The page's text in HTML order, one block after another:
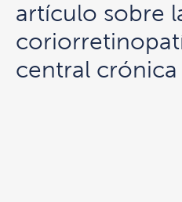
artículo sobre
central crónica